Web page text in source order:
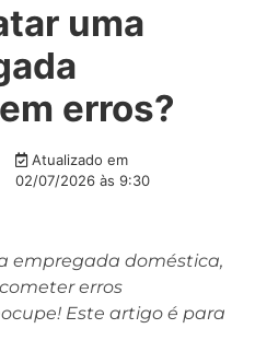
uma
erros?
Atualizado em
02/07/2026 às 9:30
empregada doméstica,
erros
Este artigo é para